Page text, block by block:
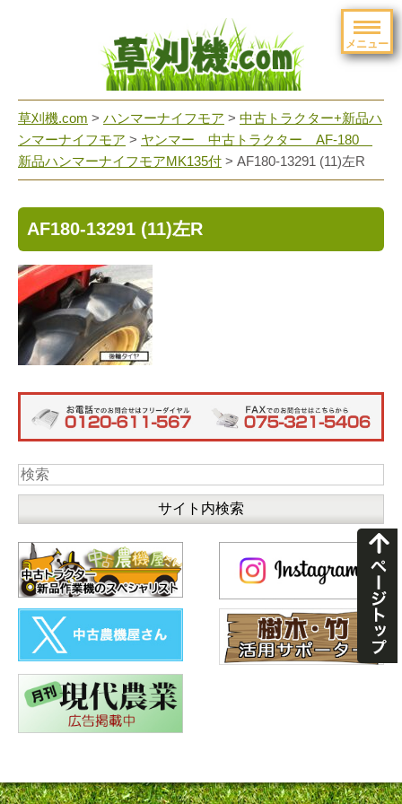
メニュー
草刈機.com > ハンマーナイフモア > 中古トラクター+新品ハ
ンマーナイフモア > ヤンマー 中古トラクター AF-180
新品ハンマーナイフモアMK135付 > AF180-13291 (11)左R
AF180-13291 (11)左R